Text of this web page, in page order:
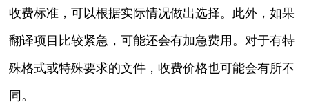
收费标准，可以根据实际情况做出选择。此外，如果
翻译项目比较紧急，可能还会有加急费用。对于有特
殊格式或特殊要求的文件，收费价格也可能会有所不
同。